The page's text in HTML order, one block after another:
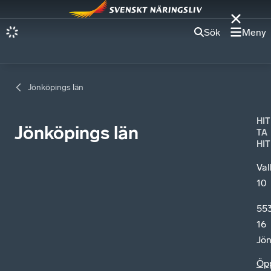
Sök Meny
Jönköpings län
Jönköpings län
HIT
TA
HIT
10
16